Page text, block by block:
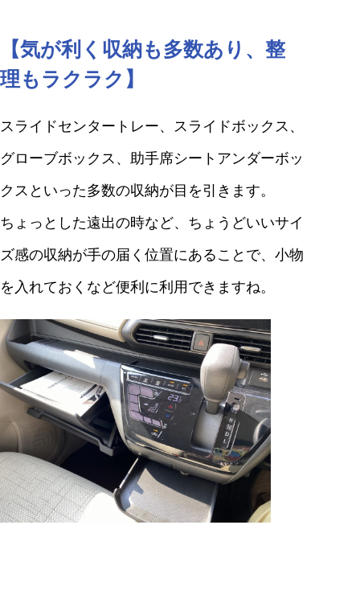
【気が利く収納も多数あり、整
理もラクラク】
スライドセンタートレー、スライドボックス、
グローブボックス、助手席シートアンダーボッ
クスといった多数の収納が目を引きます。
ちょっとした遠出の時など、ちょうどいいサイ
ズ感の収納が手の届く位置にあることで、小物
を入れておくなど便利に利用できますね。